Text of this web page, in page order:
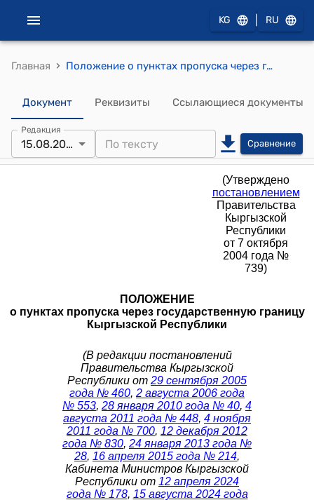
KG RU
Главная › Положение о пунктах пропуска через государственную границу Кыргызской Республики (Утверждено постановлением Правительства Кыргызской Республики от 7 октября 2004 года № 739)
Документ Реквизиты Ссылающиеся документы
Редакция
15.08.2024 Сравнение